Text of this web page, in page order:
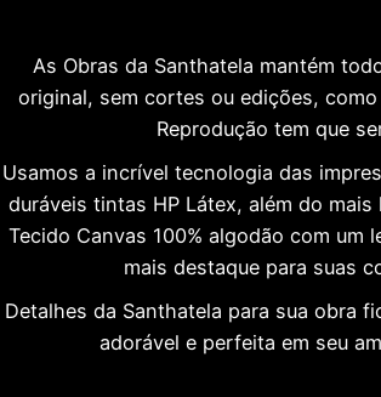
As Obras da Santhatela mantém
original, sem cortes ou edições, como
Reprodução tem que
Usamos a incrível tecnologia das
duráveis tintas HP Látex, além do
Tecido Canvas 100% algodão com um
mais destaque para suas
Detalhes da Santhatela para sua obra
adorável e perfeita em seu